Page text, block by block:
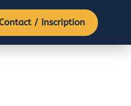
/ Inscription